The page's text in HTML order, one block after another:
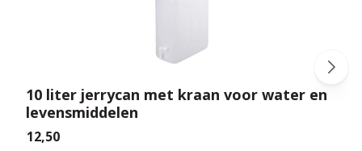
10 liter jerrycan met kraan voor water en
levensmiddelen
€12,50